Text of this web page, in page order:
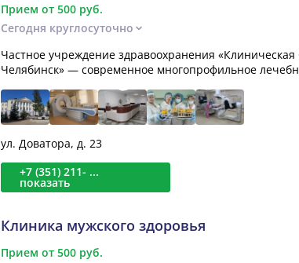
Прием от 500 руб.
Сегодня круглосуточно
Частное учреждение здравоохранения
Челябинск» — современное многопрофильное
ул. Доватора, д. 23
+7 (351) 211- ...
показать
Клиника мужского здоровья
Прием от 500 руб.